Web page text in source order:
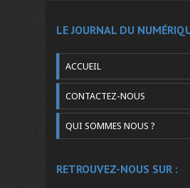
LE JOURNAL DU
ACCUEIL
CONTACTEZ-NOUS
QUI SOMMES NOUS ?
RETROUVEZ-NOUS SUR :